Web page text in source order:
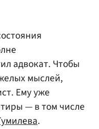
адвокат. Чтобы
мыслей,
Ему уже
— в том числе
.